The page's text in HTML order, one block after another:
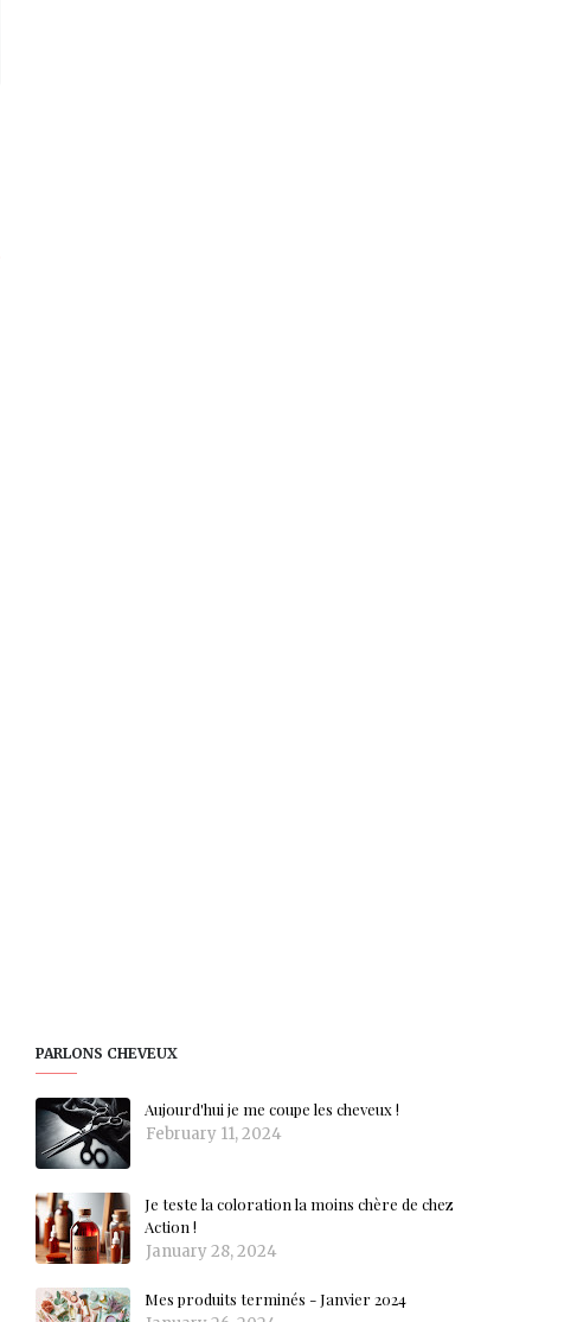
PARLONS CHEVEUX
Aujourd'hui je me coupe les cheveux !
February 11, 2024
Je teste la coloration la moins chère de chez
Action !
January 28, 2024
Mes produits terminés - Janvier 2024